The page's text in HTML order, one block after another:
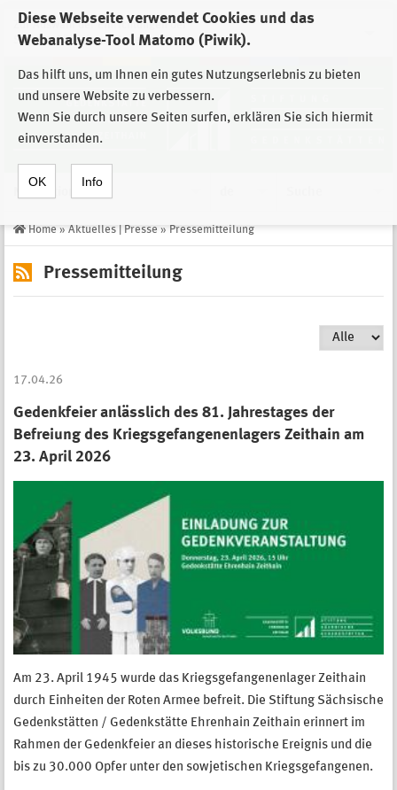
Diese Webseite verwendet Cookies und das
Webanalyse-Tool Matomo (Piwik).
Das hilft uns, um Ihnen ein gutes Nutzungserlebnis zu bieten
und unsere Website zu verbessern.
Wenn Sie durch unsere Seiten surfen, erklären Sie sich hiermit
einverstanden.
OK Info
Zur Auswahl der Einrichtungen der
Stiftung Sächsische Gedenkstätten
Home » Aktuelles | Presse » Pressemitteilung
Pressemitteilung
17.04.26
Gedenkfeier anlässlich des 81. Jahrestages der
Befreiung des Kriegsgefangenenlagers Zeithain am
23. April 2026
Am 23. April 1945 wurde das Kriegsgefangenenlager Zeithain
durch Einheiten der Roten Armee befreit. Die Stiftung Sächsische
Gedenkstätten / Gedenkstätte Ehrenhain Zeithain erinnert im
Rahmen der Gedenkfeier an dieses historische Ereignis und die
bis zu 30.000 Opfer unter den sowjetischen Kriegsgefangenen.